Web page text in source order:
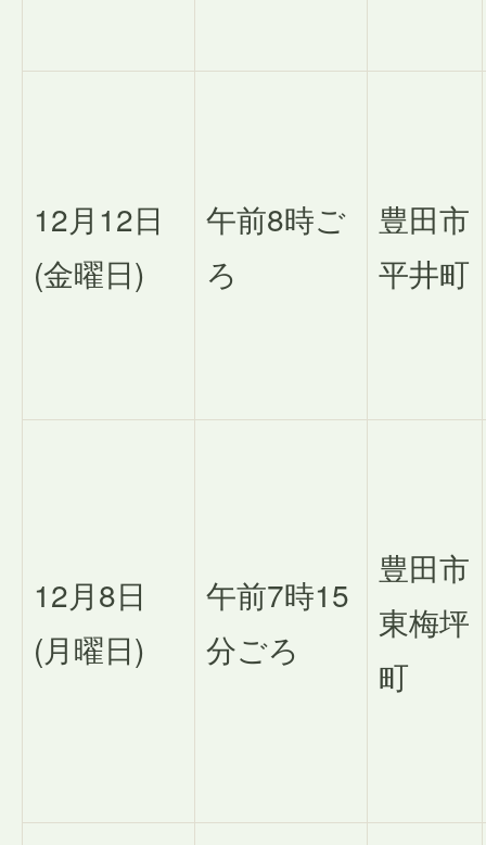
12月12日
(金曜日)
午前8時ご
ろ
豊田市
平井町
12月8日
(月曜日)
午前7時15
分ごろ
豊田市
東梅坪
町